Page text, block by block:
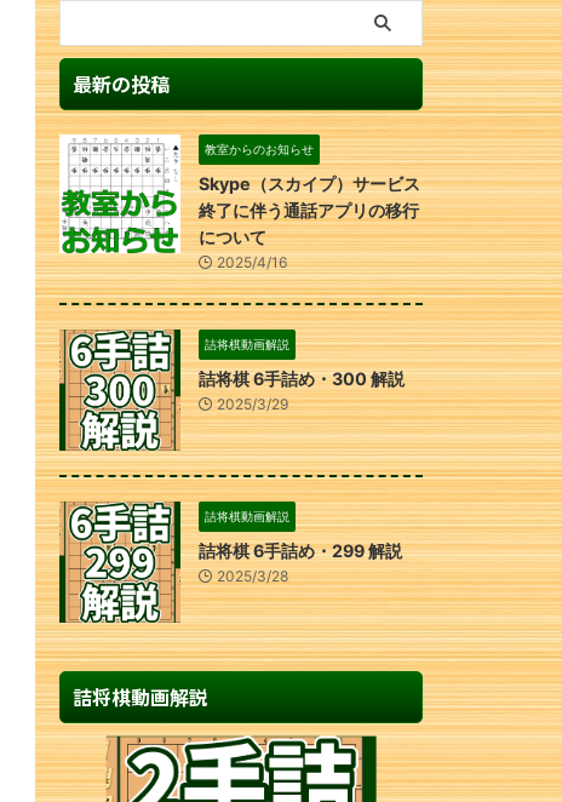
最新の投稿
教室からのお知らせ
Skype（スカイプ）サービス
終了に伴う通話アプリの移行
について
2025/4/16
詰将棋動画解説
詰将棋 6手詰め・300 解説
2025/3/29
詰将棋動画解説
詰将棋 6手詰め・299 解説
2025/3/28
詰将棋動画解説